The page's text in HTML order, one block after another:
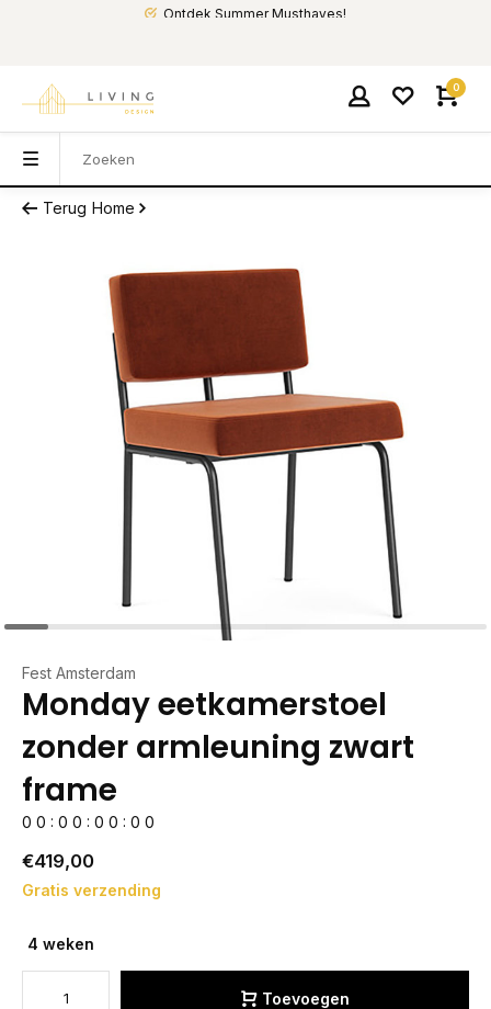
Ontdek Summer Musthaves!
0
Terug Home
Fest Amsterdam
Monday eetkamerstoel
zonder armleuning zwart
frame
0 0 : 0 0 : 0 0 : 0 0
€419,00
Gratis verzending
4 weken
Toevoegen